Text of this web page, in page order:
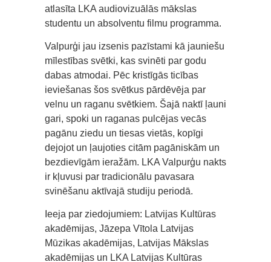
atlasīta LKA audiovizuālās mākslas
studentu un absolventu filmu programma.
Valpurģi jau izsenis pazīstami kā jauniešu
mīlestības svētki, kas svinēti par godu
dabas atmodai. Pēc kristīgās ticības
ieviešanas šos svētkus pārdēvēja par
velnu un raganu svētkiem. Šajā naktī ļauni
gari, spoki un raganas pulcējas vecās
pagānu ziedu un tiesas vietās, kopīgi
dejojot un ļaujoties citām pagāniskām un
bezdievīgām ieražām. LKA Valpurģu nakts
ir kļuvusi par tradicionālu pavasara
svinēšanu aktīvajā studiju periodā.
Ieeja par ziedojumiem: Latvijas Kultūras
akadēmijas, Jāzepa Vītola Latvijas
Mūzikas akadēmijas, Latvijas Mākslas
akadēmijas un LKA Latvijas Kultūras